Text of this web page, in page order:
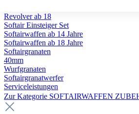
Revolver ab 18
Softair Einsteiger Set
Softairwaffen ab 14 Jahre
Softairwaffen ab 18 Jahre
Softairgranaten
40mm
Wurfgranaten
Softairgranatwerfer
Serviceleistungen
Zur Kategorie SOFTAIRWAFFEN